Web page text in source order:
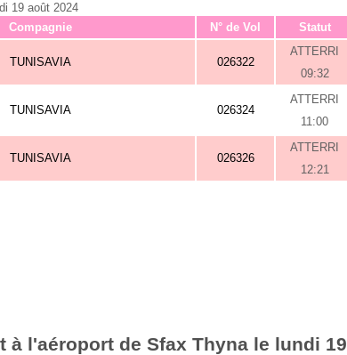
19 août 2024
Compagnie N° de Vol Statut
TUNISAVIA 026322
ATTERRI
09:32
TUNISAVIA 026324
ATTERRI
11:00
TUNISAVIA 026326
ATTERRI
12:21
l'aéroport de Sfax Thyna le lundi 19